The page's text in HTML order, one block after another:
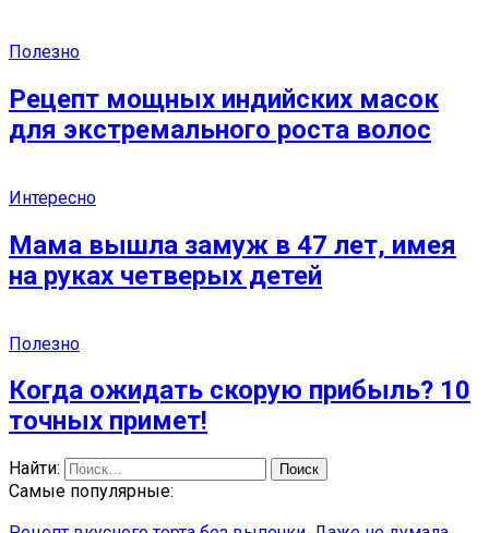
Полезно
Рецепт мощных индийских масок
для экстремального роста волос
Интересно
Мама вышла замуж в 47 лет, имея
на руках четверых детей
Полезно
Когда ожидать скорую прибыль? 10
точных примет!
Найти:
Самые популярные: